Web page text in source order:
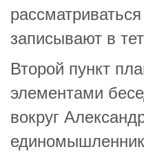
записывают в
Второй пункт
элементами
вокруг